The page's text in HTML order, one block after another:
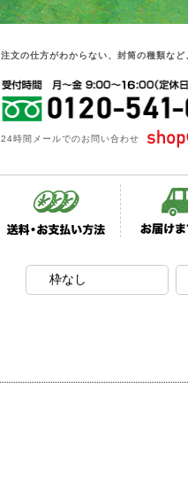
注文の仕方がわからない、封筒の種類な
24時間メールでのお問い合わせ